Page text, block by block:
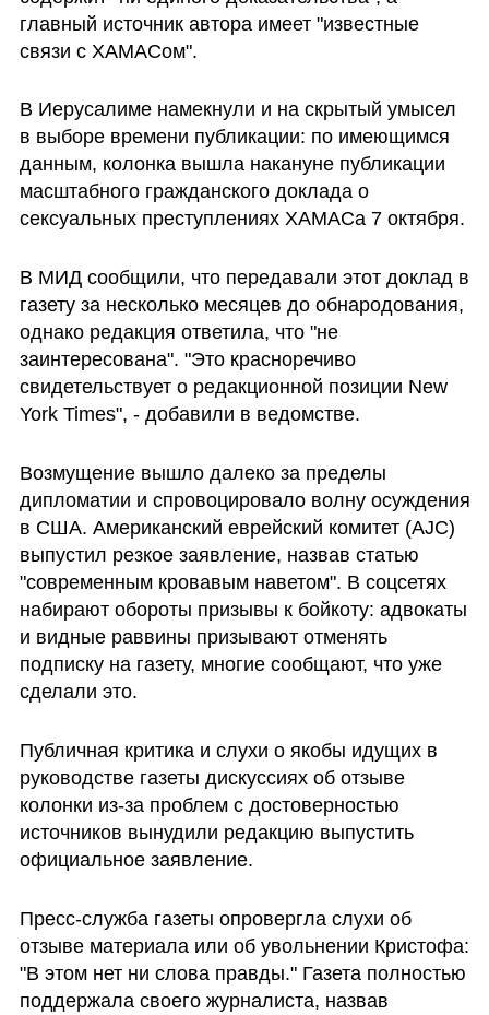
главный источник автора имеет "известные
связи с ХАМАСом".
В Иерусалиме намекнули и на скрытый умысел
в выборе времени публикации: по имеющимся
данным, колонка вышла накануне публикации
масштабного гражданского доклада о
сексуальных преступлениях ХАМАСа 7 октября.
В МИД сообщили, что передавали этот доклад в
газету за несколько месяцев до обнародования,
однако редакция ответила, что "не
заинтересована". "Это красноречиво
свидетельствует о редакционной позиции New
York Times", - добавили в ведомстве.
Возмущение вышло далеко за пределы
дипломатии и спровоцировало волну осуждения
в США. Американский еврейский комитет (AJC)
выпустил резкое заявление, назвав статью
"современным кровавым наветом". В соцсетях
набирают обороты призывы к бойкоту: адвокаты
и видные раввины призывают отменять
подписку на газету, многие сообщают, что уже
сделали это.
Публичная критика и слухи о якобы идущих в
руководстве газеты дискуссиях об отзыве
колонки из-за проблем с достоверностью
источников вынудили редакцию выпустить
официальное заявление.
Пресс-служба газеты опровергла слухи об
отзыве материала или об увольнении Кристофа:
"В этом нет ни слова правды." Газета полностью
поддержала своего журналиста, назвав